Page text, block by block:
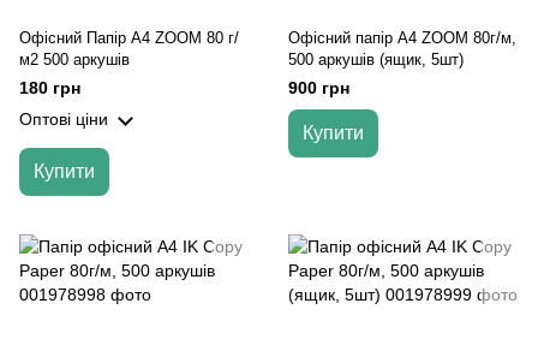
Офісний Папір А4 ZOOM 80 г/
м2 500 аркушів
180 грн
Оптові ціни
Купити
Офісний папір А4 ZOOM 80г/м,
500 аркушів (ящик, 5шт)
900 грн
Купити